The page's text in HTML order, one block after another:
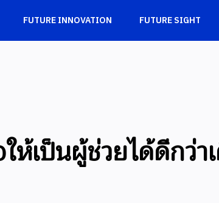
FUTURE INNOVATION FUTURE SIGHT
ห้เป็นผู้ช่วยได้ดีกว่า